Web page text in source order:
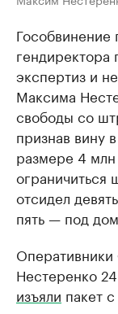
Гособвинение
экспертиз и
Максима
свободы со
признав вину
размере 4
отсидел
пять — под
Нестеренко
изъяли пакет